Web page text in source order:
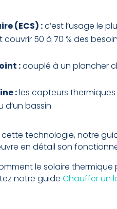
(ECS) :c’est l’usage le
couvrir 50 à 70 % des
:couplé à un plancher
:les capteurs
d’un bassin.
cette technologie, notre
en détail son
le solaire
notre guideChauffer un